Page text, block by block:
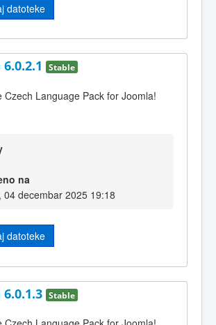
datoteke
Stable
Czech Language Pack for Joomla!
na
04 decembar 2025 19:18
datoteke
Stable